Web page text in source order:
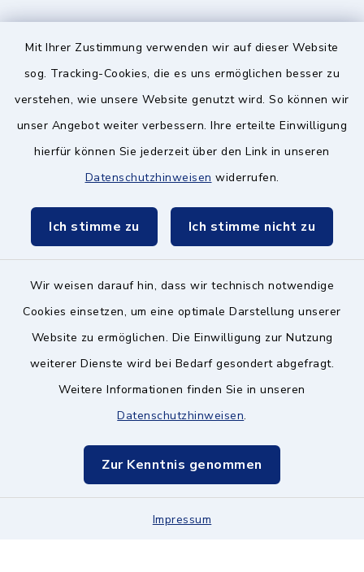
Mit Ihrer Zustimmung verwenden wir auf dieser Website
sog. Tracking-Cookies, die es uns ermöglichen besser zu
verstehen, wie unsere Website genutzt wird. So können wir
unser Angebot weiter verbessern. Ihre erteilte Einwilligung
hierfür können Sie jederzeit über den Link in unseren
Datenschutzhinweisen widerrufen.
Ich stimme zu Ich stimme nicht zu
Wir weisen darauf hin, dass wir technisch notwendige
Cookies einsetzen, um eine optimale Darstellung unserer
Website zu ermöglichen. Die Einwilligung zur Nutzung
weiterer Dienste wird bei Bedarf gesondert abgefragt.
Weitere Informationen finden Sie in unseren
Datenschutzhinweisen.
Zur Kenntnis genommen
Impressum
Quicklinks
BayernPortal
Landratsamt München
Zweckverband München Südost
Kontakt ins Rathaus
Datenschutz
Hinweisgeberschutz
Sitemap